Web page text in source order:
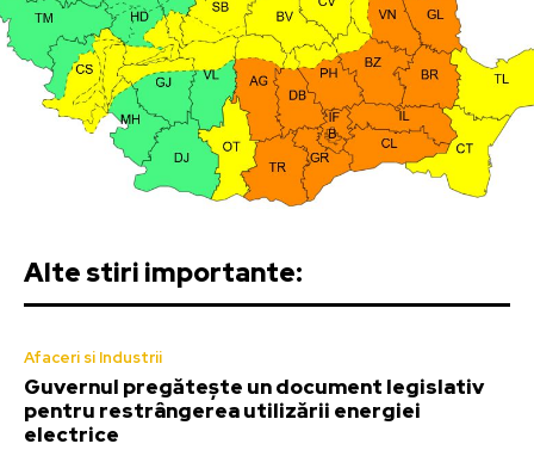
Alte stiri importante:
Afaceri si Industrii
Guvernul pregătește un document legislativ
pentru restrângerea utilizării energiei
electrice